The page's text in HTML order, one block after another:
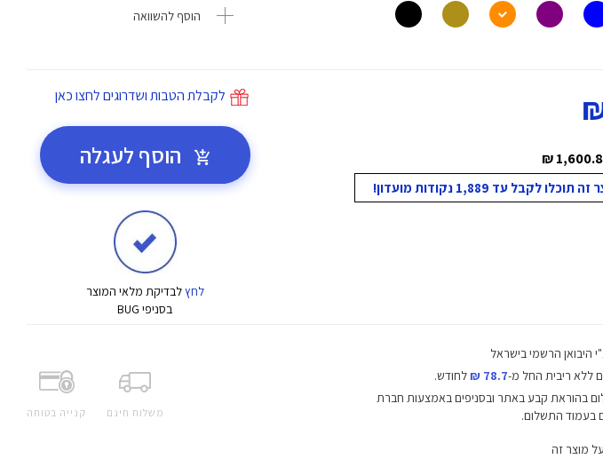
הוסף להשוואה
לקבל עד 1,889 נקודות מועדון!
לקבלת הטבות ושדרוגים לחצו כאן
הוסף לעגלה
לחץלבדיקת מלאי המוצר
בסניפי BUG
משלוח חינם קנייה בטוחה
היבואן הרשמי בישראל
החל מ-78.7 ₪
לחודש.
בהוראת קבע באתר ובסניפים באמצעות חברת
בעמוד התשלום.
מוצר זה